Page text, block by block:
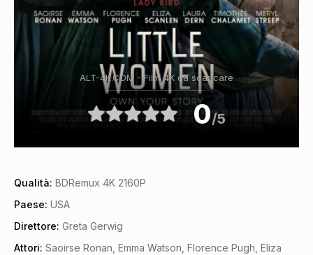
ALT-4K.COM - Film 4K da scaricare
0/5
Qualità: BDRemux 4K 2160P
Paese: USA
Direttore: Greta Gerwig
Attori: Saoirse Ronan, Emma Watson, Florence Pugh, Eliza